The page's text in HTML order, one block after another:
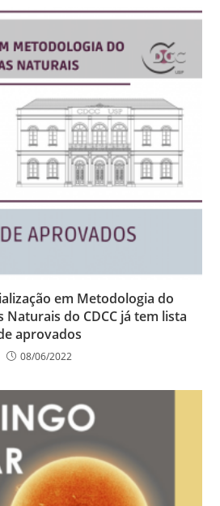
em Metodologia do
Naturais do CDCC já tem lista
aprovados
08/06/2022